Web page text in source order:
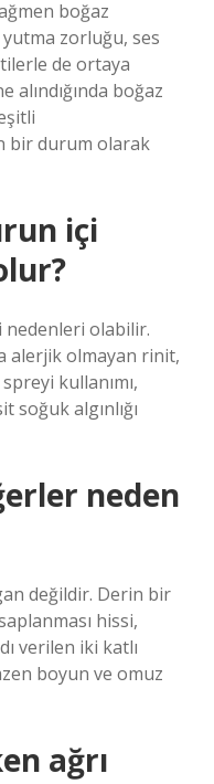
boğaz
zorluğu, ses
de ortaya
boğaz
bir durum olarak
içi
nedenleri olabilir.
alerjik olmayan rinit,
kullanımı,
soğuk algınlığı
neden
değildir. Derin bir
hissi,
verilen iki katlı
boyun ve omuz
ağrı